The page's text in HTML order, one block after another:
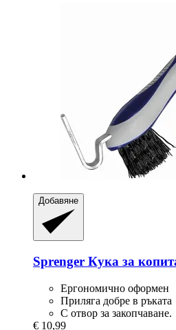
Добавяне
Sprenger Кука за
Ергономично оформен
Приляга добре в ръката
С отвор за закопчаване.
€ 10,99